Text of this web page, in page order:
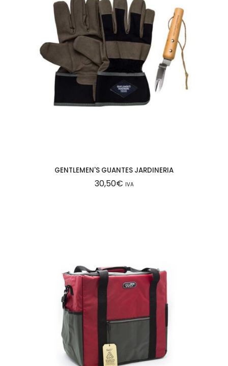
GENTLEMEN'S GUANTES JARDINERIA
30,50€ IVA